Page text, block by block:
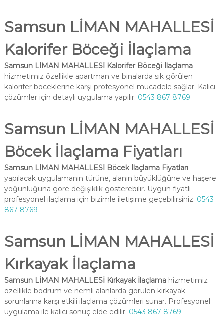
Samsun LİMAN MAHALLESİ
Kalorifer Böceği İlaçlama
Samsun LİMAN MAHALLESİ Kalorifer Böceği İlaçlama
hizmetimiz özellikle apartman ve binalarda sık görülen
kalorifer böceklerine karşı profesyonel mücadele sağlar. Kalıcı
çözümler için detaylı uygulama yapılır. 0543 867 8769
Samsun LİMAN MAHALLESİ
Böcek İlaçlama Fiyatları
Samsun LİMAN MAHALLESİ Böcek İlaçlama Fiyatları
yapılacak uygulamanın türüne, alanın büyüklüğüne ve haşere
yoğunluğuna göre değişiklik gösterebilir. Uygun fiyatlı
profesyonel ilaçlama için bizimle iletişime geçebilirsiniz. 0543
867 8769
Samsun LİMAN MAHALLESİ
Kırkayak İlaçlama
Samsun LİMAN MAHALLESİ Kırkayak İlaçlamahizmetimiz
özellikle bodrum ve nemli alanlarda görülen kırkayak
sorunlarına karşı etkili ilaçlama çözümleri sunar. Profesyonel
uygulama ile kalıcı sonuç elde edilir. 0543 867 8769